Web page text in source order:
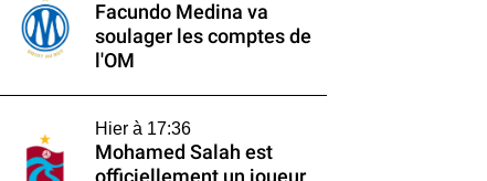
Facundo Medina va
soulager les comptes de
l'OM
Hier à 17:36
Mohamed Salah est
officiellement un joueur